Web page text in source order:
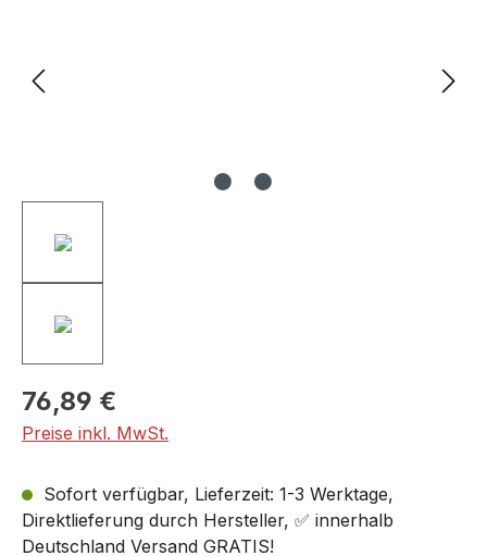
76,89 €
Preise inkl. MwSt.
Sofort verfügbar, Lieferzeit: 1-3 Werktage,
Direktlieferung durch Hersteller, ✅ innerhalb
Deutschland Versand GRATIS!